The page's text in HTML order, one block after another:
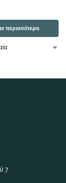
περισσότερα
7